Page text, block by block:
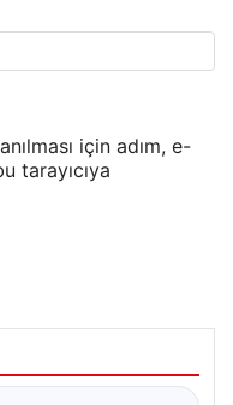
için adım, e-
tarayıcıya